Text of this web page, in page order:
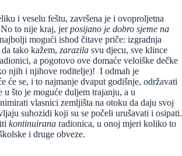
i veselu feštu, završena je i ovoproljetna
to nije kraj, jerposijano je dobro sjeme na
mogući ishod čitave priče: izgradnja
tako kažem, zarazila svu djecu, sve klince
a pogotovo ove domaće veloiške dečke
njih i njihove roditelje)! I odmah je
će se, i to najmanje dvaput godišnje, održavati
u što je moguće duljem trajanju, a u
vlasnici zemljišta na otoku da daju svoj
suhozidi koji su se počeli urušavati i osipati.
kontinuirana radionica, u onoj mjeri koliko to
i druge obveze.